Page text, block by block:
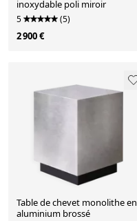
inoxydable poli miroir
5 (5)
2 900 €
Table de chevet monolithe en
aluminium brossé